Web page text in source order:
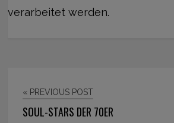
verarbeitet werden.
« PREVIOUS POST
SOUL-STARS DER 70ER